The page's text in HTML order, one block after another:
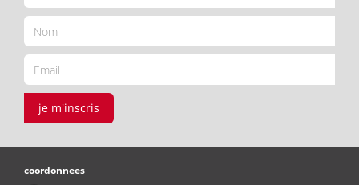
je m'inscris
coordonnees